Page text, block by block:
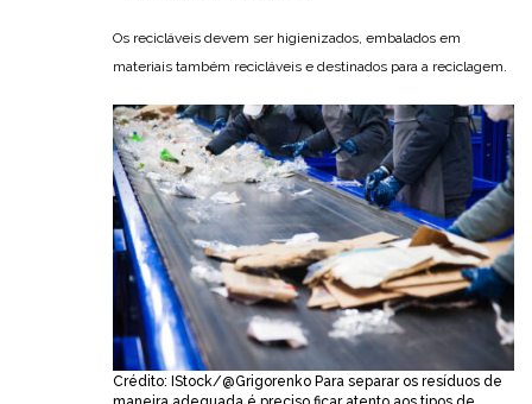
Os recicláveis devem ser higienizados, embalados em
materiais também recicláveis e destinados para a reciclagem.
Crédito: IStock/@Grigorenko Para separar os resíduos de